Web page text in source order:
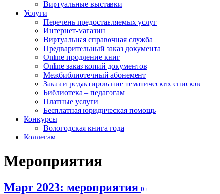
Виртуальные выставки
Услуги
Перечень предоставляемых услуг
Интернет-магазин
Виртуальная справочная служба
Предварительный заказ документа
Online продление книг
Online заказ копий документов
Межбиблиотечный абонемент
Заказ и редактирование тематических списков
Библиотека – педагогам
Платные услуги
Бесплатная юридическая помощь
Конкурсы
Вологодская книга года
Коллегам
Мероприятия
Март 2023: мероприятия 0+